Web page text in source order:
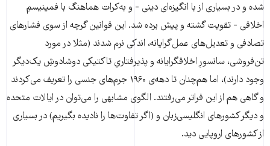
شده و در بسیاری از با انگیزه‌ای دینی - و به‌کرات هماهنگ با فمینیسمِ
اخلاقی - تقویت گشته و پیش برده شد. این قوانین گرچه از سوی فشارهای
تصادفی و تعدیل‌های عمل‌گرایانه، اندکی نرم شدند (مثلا در مورد
تن‌فروشی، سانسورِ اخلاقگرایانه و پذیرفتاریِ تاکتیکی دوشادوشِ یک‌دیگر
وجود دارند)، اما هم‌چنان تا دهه‌ی ۱۹۶۰ جرم‌های جنسی را تعریف می‌کردند
و گاهی هم از این فراتر می‌رفتند. الگوی مشابهی را می‌توان در ایالات متحده
و دیگر کشورهای انگلیسی‌زبان و (اگر تفاوت‌ها را نادیده بگیریم) در بسیاری
از کشورهای اروپایی دید.